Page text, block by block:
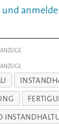
ANZEIGE
ANZEIGE